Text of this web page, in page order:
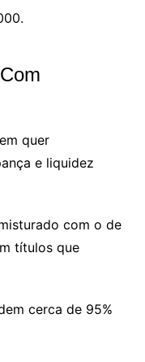
quer
e liquidez
com o de
títulos que
cerca de 95%